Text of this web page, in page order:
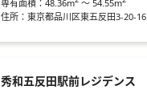
専有面積：48.36m ～ 54.55m
住所：東京都品川区東五反田3-20-16
秀和五反田駅前レジデンス